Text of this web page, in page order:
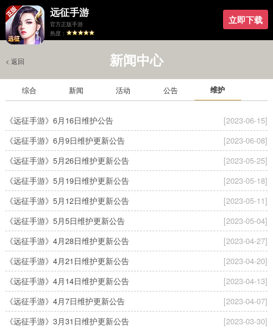
远征手游
官方正版手游
热度：
立即下载
新闻中心
< 返回
综合 新闻 活动 公告 维护
[2023-06-15]
《远征手游》6月16日维护公告
[2023-06-08]
《远征手游》6月9日维护更新公告
[2023-05-25]
《远征手游》5月26日维护更新公告
[2023-05-18]
《远征手游》5月19日维护更新公告
[2023-05-11]
《远征手游》5月12日维护更新公告
[2023-05-04]
《远征手游》5月5日维护更新公告
[2023-04-27]
《远征手游》4月28日维护更新公告
[2023-04-20]
《远征手游》4月21日维护更新公告
[2023-04-13]
《远征手游》4月14日维护更新公告
[2023-04-07]
《远征手游》4月7日维护更新公告
[2023-03-30]
《远征手游》3月31日维护更新公告